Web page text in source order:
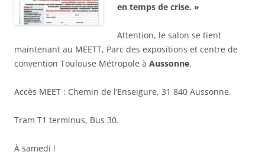
en temps de crise. »
Attention, le salon se tient
maintenant au MEETT, Parc des expositions et centre de
convention Toulouse Métropole à Aussonne.
Accès MEET : Chemin de l’Enseigure, 31 840 Aussonne.
Tram T1 terminus, Bus 30.
À samedi !